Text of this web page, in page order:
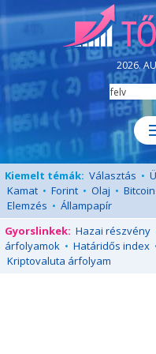
2026.
Kiemelt témák: Választás •
Kamat • Forint • Olaj • Bitcoin
Elemzés • Állampapír
Gyorslinkek: Hazai részvény
árfolyamok • Határidős index
Kriptovaluta árfolyam